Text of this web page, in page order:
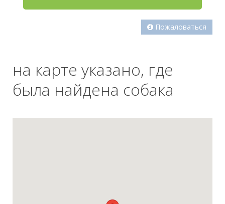
Пожаловаться
на карте указано, где
была найдена собака